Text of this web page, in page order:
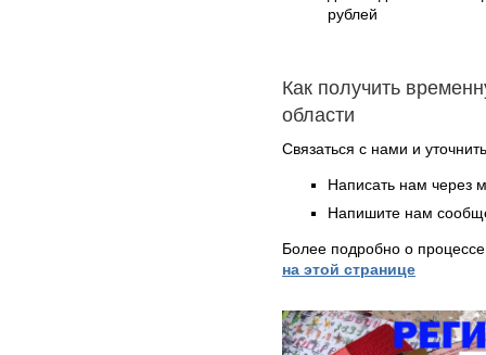
рублей
Как получить
области
Связаться с нами и
Написать нам через
Напишите нам
Более подробно о
на этой странице